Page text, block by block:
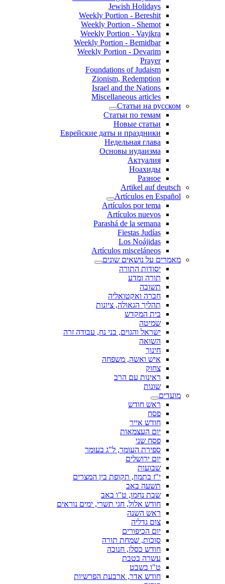
Jewish Holidays
Weekly Portion - Bereshit
Weekly Portion - Shemot
Weekly Portion - Vayikra
Weekly Portion - Bemidbar
Weekly Portion - Devarim
Prayer
Foundations of Judaism
Zionism, Redemption
Israel and the Nations
Miscellaneous articles
Статьи на русском
Статьи по темам
Новые статьи
Еврейские даты и праздники
Недельная глава
Основы иудаизма
Актуалия
Ноахиды
Разное
Artikel auf deutsch
Artículos en Español
Artículos por tema
Artículos nuevos
Parashá de la semana
Fiestas Judías
Los Noájidas
Artículos misceláneos
מאמרים על נושאים שונים
יסודות התורה
תורה ומדע
תשובה
חברה ואקטואליה
תהליך הגאולה, ציונות
בית המקדש
שמיטה
ישראל והגוים, בני נח, עבודה זרה
השואה
חינוך
איש ואשה, משפחה
צחוק
ראינות עם הרב
שונות
מועדים
ראש חודש
פסח
חודש אייר
יום העצמאות
פסח שני
ספירת העומר, ל"ג בעומר
יום ירושלים
שבועות
י"ז בתמוז, תקופת בין המצרים
תשעה באב
שבת נחמו, ט"ו באב
חודש אלול, חגי תשרי, ימים נוראים
ראש השנה
צום גדליה
יום הכיפורים
סוכות, שמחת תורה
חודש כסלו, חנוכה
עשרה בטבת
ט"ו בשבט
חודש אדר, ארבעת הפרשיות